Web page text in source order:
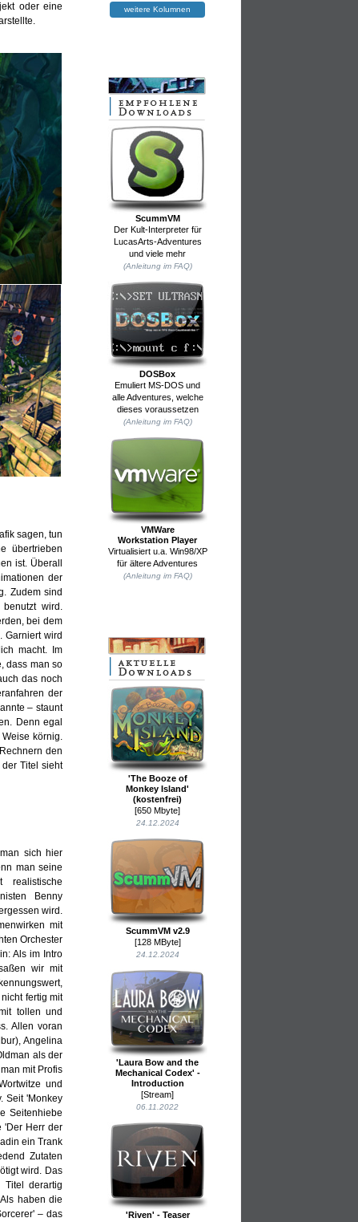
oder eine
sagen, tun
übertrieben
ist. Überall
der
Zudem sind
wird.
bei dem
Garniert wird
macht. Im
dass man so
das noch
der
– staunt
Denn egal
körnig.
den
Titel sieht
sich hier
man seine
realistische
Benny
wird.
mit
Orchester
Als im Intro
wir mit
fertig mit
tollen und
Allen voran
Angelina
als der
mit Profis
und
Seit 'Monkey
Seitenhiebe
'Der Herr der
ein Trank
Zutaten
wird. Das
Titel derartig
haben die
– das
weitere Kolumnen
ScummVM
Der Kult-Interpreter für
LucasArts-Adventures
und viele mehr
(Anleitung im FAQ)
DOSBox
Emuliert MS-DOS und
alle Adventures, welche
dieses voraussetzen
(Anleitung im FAQ)
VMWare
Workstation Player
Virtualisiert u.a. Win98/XP
für ältere Adventures
(Anleitung im FAQ)
'The Booze of
Monkey Island'
(kostenfrei)
[650 Mbyte]
24.12.2024
ScummVM v2.9
[128 MByte]
24.12.2024
'Laura Bow and the
Mechanical Codex' -
Introduction
[Stream]
06.11.2022
'Riven' - Teaser